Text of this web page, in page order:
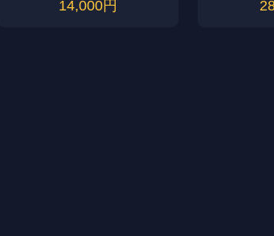
14,000円
OK
一度はリマインドしないでください。